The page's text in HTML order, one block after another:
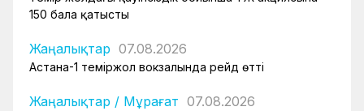
150 бала қатысты
Жаңалықтар 07.08.2026
Астана-1 теміржол вокзалында рейд өтті
Жаңалықтар / Мұрағат 07.08.2026